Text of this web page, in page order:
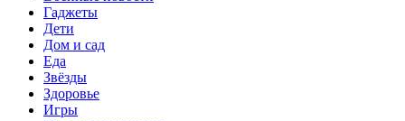
Гаджеты
Дети
Дом и сад
Еда
Звёзды
Здоровье
Игры